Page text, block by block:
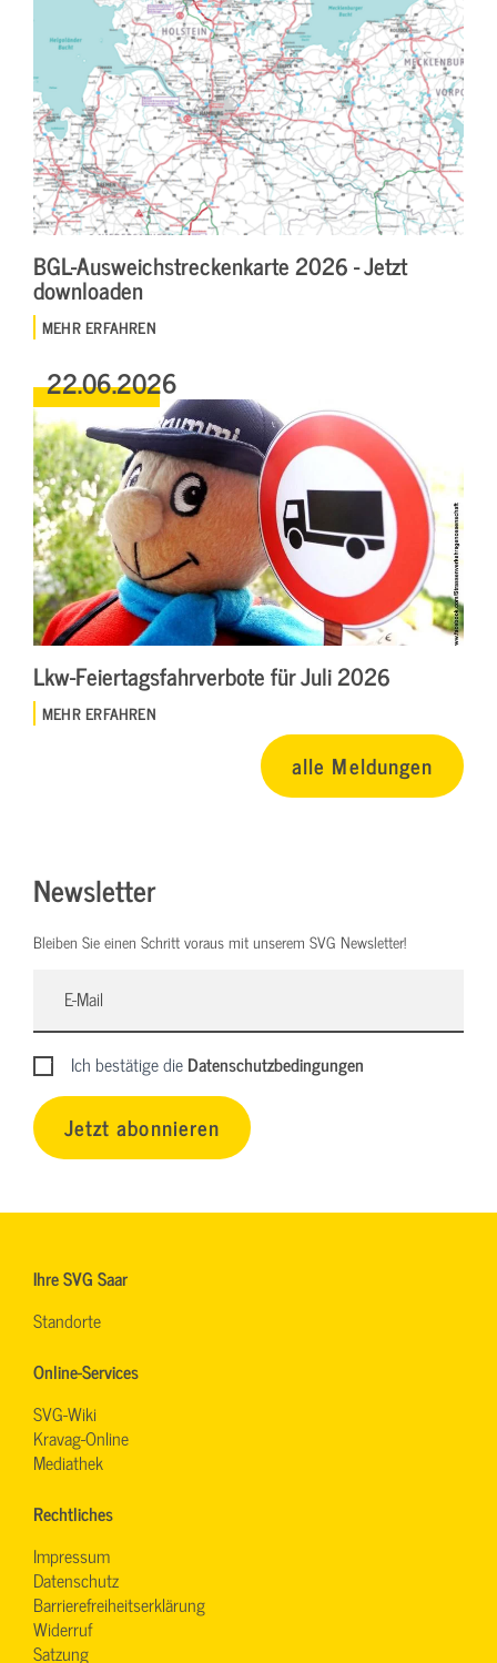
BGL-Ausweichstreckenkarte 2026 - Jetzt
downloaden
MEHR ERFAHREN
22.06.2026
Lkw-Feiertagsfahrverbote für Juli 2026
MEHR ERFAHREN
alle Meldungen
Newsletter
Bleiben Sie einen Schritt voraus mit unserem SVG Newsletter!
Ich bestätige dieDatenschutzbedingungen
Jetzt abonnieren
Ihre SVG Saar
Standorte
Online-Services
SVG-Wiki
Kravag-Online
Mediathek
Rechtliches
Impressum
Datenschutz
Barrierefreiheitserklärung
Widerruf
Satzung